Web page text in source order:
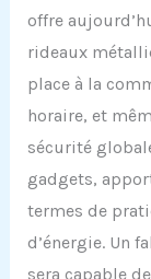
offre
rideaux
place à la
horaire, et
sécurité
gadgets,
termes de
d’énergie. Un
sera capable